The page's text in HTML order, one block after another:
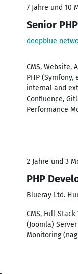
7 Jahre und 10
Senior
deepblue
CMS, Website,
PHP (Symfony,
internal and
Confluence,
Performance
2 Jahre und 3
PHP
Blueray Ltd.
CMS, Full-
(Joomla)
Monitoring